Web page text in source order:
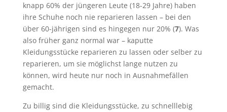
knapp 60% der jüngeren Leute (18-29 Jahre) haben
ihre Schuhe noch nie reparieren lassen – bei den
über 60-jährigen sind es hingegen nur 20% (7). Was
also früher ganz normal war – kaputte
Kleidungsstücke reparieren zu lassen oder selber zu
reparieren, um sie möglichst lange nutzen zu
können, wird heute nur noch in Ausnahmefällen
gemacht.
Zu billig sind die Kleidungsstücke, zu schnelllebig